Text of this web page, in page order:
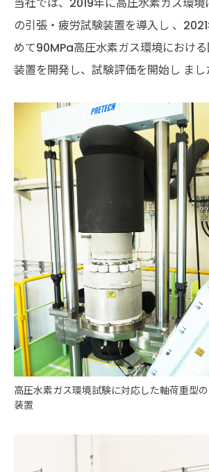
の引張・疲労試験装置を導入し 、
めて90MPa高圧水素ガス環境におけ
装置を開発し、試験評価を開始し まし
高圧水素ガス環境試験に対応した軸荷重型
装置